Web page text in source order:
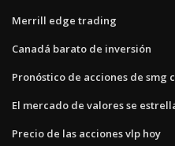
Merrill edge trading
Canadá barato de inversión
Pronóstico de acciones de smg
El mercado de valores se
Precio de las acciones vlp hoy